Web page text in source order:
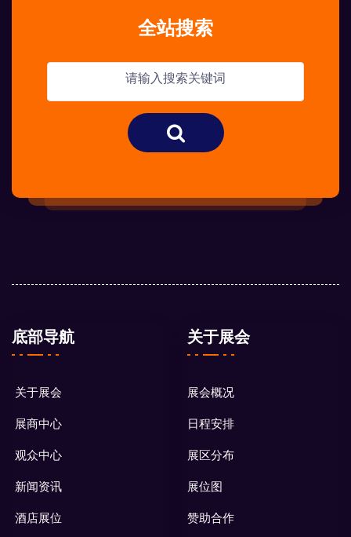
全站搜索
底部导航
关于展会
展商中心
观众中心
新闻资讯
酒店展位
关于展会
展会概况
日程安排
展区分布
展位图
赞助合作